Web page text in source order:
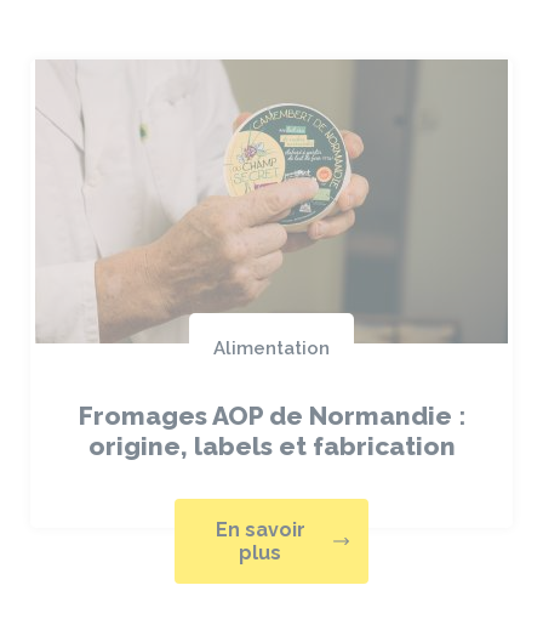
Alimentation
Fromages AOP de Normandie :
origine, labels et fabrication
En savoir
plus